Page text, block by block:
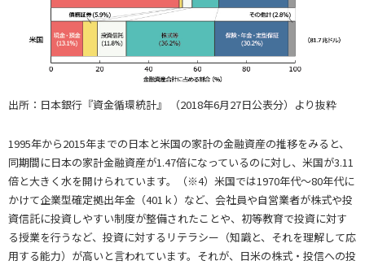
出所：日本銀行『資金循環統計』 （2018年6月27日公表分）より抜粋
1995年から2015年までの日本と米国の家計の金融資産の推移をみると、
同期間に日本の家計金融資産が1.47倍になっているのに対し、米国が3.11
倍と大きく水を開けられています。（※4）米国では1970年代～80年代に
かけて企業型確定拠出年金（401ｋ）など、会社員や自営業者が株式や投
資信託に投資しやすい制度が整備されたことや、初等教育で投資に対す
る授業を行うなど、投資に対するリテラシー（知識と、それを理解して応
用する能力）が高いと言われています。それが、日米の株式・投信への投